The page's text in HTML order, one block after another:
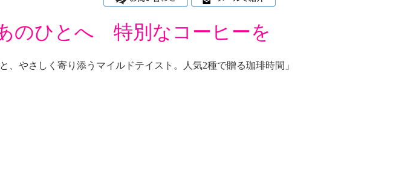
のひとへ 特別なコーヒーを
、やさしく寄り添うマイルドテイスト。人気2種で贈る珈琲時間」